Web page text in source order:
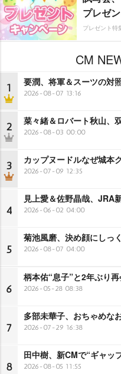
プレゼン
プレゼント特
CM
1 要潤、将軍＆スーツの対
2026-08-07 13:16
2 菜々緒＆ロバート秋山、
2026-08-03 00:00
3 カップヌードルなぜ城本
2026-07-09 12:35
4
見上愛＆佐野晶哉、JRA
2026-06-02 04:00
5
菊池風磨、決め顔にしっ
2026-08-07 04:00
6
柄本佑“息子”と2年ぶり
2026-05-28 08:38
7
多部未華子、おちゃめな
2026-07-29 16:38
8
田中樹、新CMで“ギャッ
2026-08-05 11:55